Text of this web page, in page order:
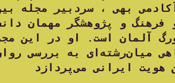
بهی ، سردبیر مجله
فرهنگ و پژوهشگر مهمان
آلمان است. او در این
میان‌رشته‌ای به بررسی
هویت ایرانی می‌پردازد